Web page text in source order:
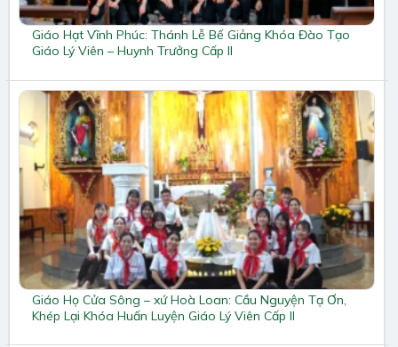
Giáo Hạt Vĩnh Phúc: Thánh Lễ Bế Giảng Khóa Đào Tạo
Giáo Lý Viên – Huynh Trưởng Cấp II
Giáo Họ Cửa Sông – xứ Hoà Loan: Cầu Nguyện Tạ Ơn,
Khép Lại Khóa Huấn Luyện Giáo Lý Viên Cấp II